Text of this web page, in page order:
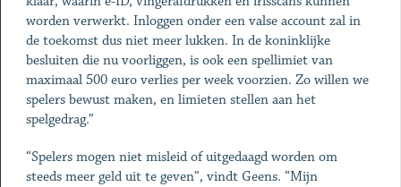
worden verwerkt. Inloggen onder een valse account zal in
de toekomst dus niet meer lukken. In de koninklijke
besluiten die nu voorliggen, is ook een spellimiet van
maximaal 500 euro verlies per week voorzien. Zo willen we
spelers bewust maken, en limieten stellen aan het
spelgedrag.”
“Spelers mogen niet misleid of uitgedaagd worden om
steeds meer geld uit te geven”, vindt Geens. “Mijn